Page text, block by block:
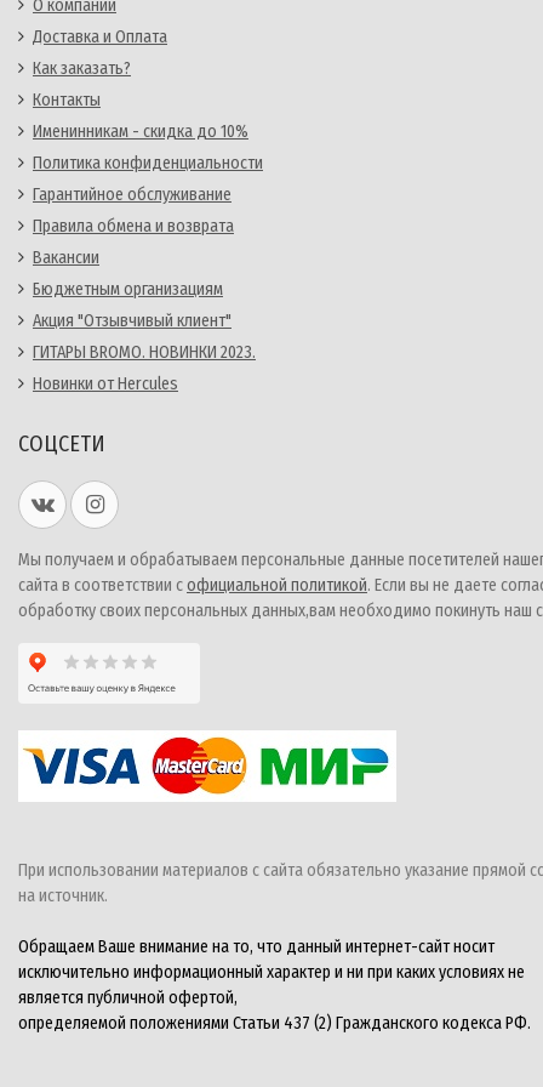
О компании
Доставка и Оплата
Как заказать?
Контакты
Именинникам - скидка до 10%
Политика конфиденциальности
Гарантийное обслуживание
Правила обмена и возврата
Вакансии
Бюджетным организациям
Акция "Отзывчивый клиент"
ГИТАРЫ BROMO. НОВИНКИ 2023.
Новинки от Hercules
СОЦСЕТИ
Мы получаем и обрабатываем персональные данные посетителей
сайта в соответствии софициальной политикой. Если вы не даете
обработку своих персональных данных,вам необходимо покинуть наш
При использовании материалов с сайта обязательно указание прямой
на источник.
Обращаем Ваше внимание на то, что данный интернет-сайт носит
исключительно информационный характер и ни при каких условиях не
является публичной офертой,
определяемой положениями Статьи 437 (2) Гражданского кодекса РФ.